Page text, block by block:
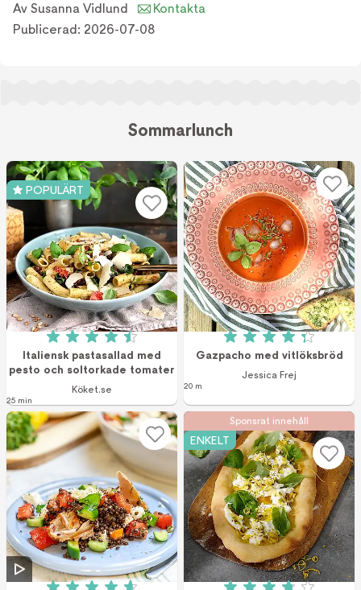
Av Susanna Vidlund
Kontakta
Publicerad: 2026-07-08
Sommarlunch
POPULÄRT
Betyg: 4.5 av 5 (17 röster)
Italiensk pastasallad med
pesto och soltorkade tomater
Köket.se
25 min
Betyg: 4.3 av 5
Gazpacho med vitlöksbröd
Jessica Frej
20 m
Sponsrat innehåll
ENKELT